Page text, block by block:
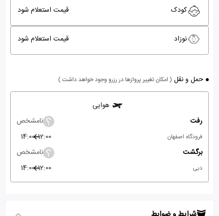
کودک قیمت استعلام شود
نوزاد قیمت استعلام شود
حمل و نقل ( امکان تغییر پروازها در رزرو وجود خواهد داشت )
هوایی
رفت
نامشخص
فرودگاه اصفهان 12:00
14:00
برگشت
نامشخص
دبی 12:00
14:00